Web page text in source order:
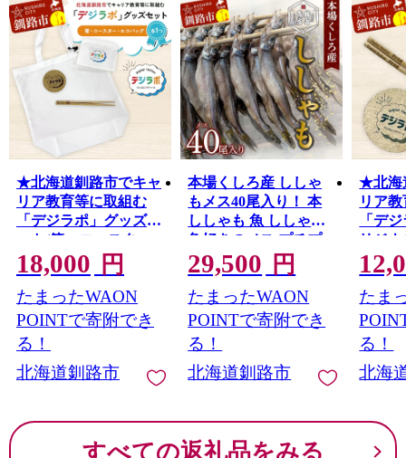
★北海道釧路市でキャ
リア教育等に取組む
「デジラポ」グッズセ
ット(箸・コースタ
ー・エコバッグ) ★ 居
場所 多世代交流 ICT
人財育成 不登校児童
支援 SDGｓ 子ども支
援 デジタル F5F-0260
18,000 円
たまったWAON
POINTで寄附でき
る！
北海道釧路市
本場くしろ産 ししゃ
もメス40尾入り！ 本
ししゃも 魚 ししゃも
魚好きのメス プチプ
チたまごのメス 魚介
グルメ シシャモ 北海
道産 国産 魚 魚介 海の
幸 F5F-0137
29,500 円
たまったWAON
POINTで寄附でき
る！
北海道釧路市
★北海
リア
「デ
リジ
コー
★ 居場
ICT 人
児童支
も支
0261
たま
る！
北海
すべての返礼品をみる